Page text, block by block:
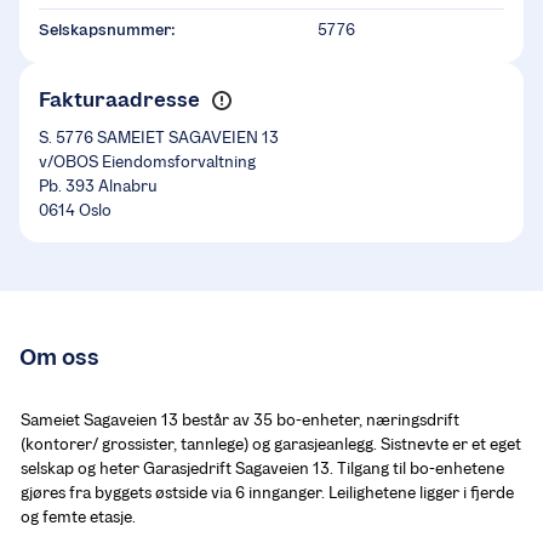
Selskapsnummer: 5776
Fakturaadresse
S. 5776 SAMEIET SAGAVEIEN 13
v/OBOS Eiendomsforvaltning
Pb. 393 Alnabru
0614 Oslo
Om oss
Sameiet Sagaveien 13 består av 35 bo-enheter, næringsdrift
(kontorer/ grossister, tannlege) og garasjeanlegg. Sistnevte er et eget
selskap og heter Garasjedrift Sagaveien 13. Tilgang til bo-enhetene
gjøres fra byggets østside via 6 innganger. Leilighetene ligger i fjerde
og femte etasje.